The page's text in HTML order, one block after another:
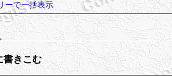
ーで一括表示
書きこむ